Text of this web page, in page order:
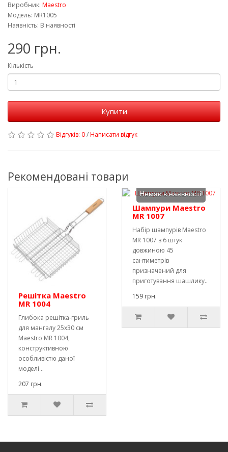
Виробник: Maestro
Модель: MR1005
Наявність: В наявності
290 грн.
Кількість
Купити
Відгуків: 0/Написати відгук
Рекомендовані товари
Решітка Maestro
MR 1004
Глибока решітка-гриль
для мангалу 25х30 см
Maestro MR 1004,
конструктивною
особливістю даної
моделі ..
207 грн.
Немає в наявності!
Шампури Maestro
MR 1007
Набір шампурів Maestro
MR 1007 з 6 штук
довжиною 45
сантиметрів
призначений для
приготування шашлику..
159 грн.